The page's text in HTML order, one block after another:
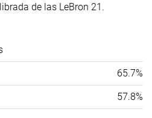
de las LeBron 21.
65.7%
57.8%